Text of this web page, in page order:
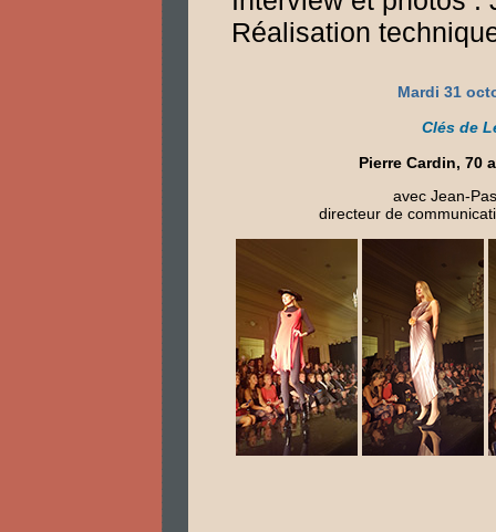
Réalisation
Mardi 31
Clés de
Pierre Cardin, 70
avec Jean-
directeur de